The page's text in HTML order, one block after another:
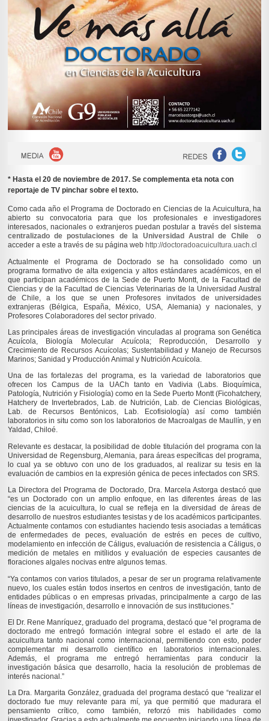
* Hasta el 20 de noviembre de 2017. Se complementa eta nota con
reportaje de TV pinchar sobre el texto.
Como cada año el Programa de Doctorado en Ciencias de la Acuicultura, ha
abierto su convocatoria para que los profesionales e investigadores
interesados, nacionales o extranjeros puedan postular a través delsistema
centralizado de postulaciones de la Universidad Austral de Chileo
acceder a este a través de su página web http://doctoradoacuicultura.uach.cl
Actualmente el Programa de Doctorado se ha consolidado como un
programa formativo de alta exigencia y altos estándares académicos, en el
que participan académicos de la Sede de Puerto Montt, de la Facultad de
Ciencias y de la Facultad de Ciencias Veterinarias de la Universidad Austral
de Chile, a los que se unen Profesores invitados de universidades
extranjeras (Bélgica, España, México, USA, Alemania) y nacionales, y
Profesores Colaboradores del sector privado.
Las principales áreas de investigación vinculadas al programa son Genética
Acuícola, Biología Molecular Acuícola; Reproducción, Desarrollo y
Crecimiento de Recursos Acuícolas; Sustentabilidad y Manejo de Recursos
Marinos; Sanidad y Producción Animal y Nutrición Acuícola.
Una de las fortalezas del programa, es la variedad de laboratorios que
ofrecen los Campus de la UACh tanto en Vadivia (Labs. Bioquímica,
Patología, Nutrición y Fisiología) como en la Sede Puerto Montt (Ficohatchery,
Hatchery de Invertebrados, Lab. de Nutrición, Lab. de Ciencias Biológicas,
Lab. de Recursos Bentónicos, Lab. Ecofisiología) así como también
laboratoriosin situ como son los laboratorios de Macroalgas de Maullín, y en
Yaldad, Chiloé.
Relevante es destacar, la posibilidad de doble titulación del programa con la
Universidad de Regensburg, Alemania, para áreas específicas del programa,
lo cual ya se obtuvo con uno de los graduados, al realizar su tesis en la
evaluación de cambios en la expresión génica de peces infectados con SRS.
La Directora del Programa de Doctorado, Dra. Marcela Astorga destacó que
“es un Doctorado con un amplio enfoque, en las diferentes áreas de las
ciencias de la acuicultura, lo cual se refleja en la diversidad de áreas de
desarrollo de nuestros estudiantes tesistas y de los académicos participantes.
Actualmente contamos con estudiantes haciendo tesis asociadas a temáticas
de enfermedades de peces, evaluación de estrés en peces de cultivo,
modelamiento en infección de Cáligus, evaluación de resistencia a Cáligus, o
medición de metales en mitílidos y evaluación de especies causantes de
floraciones algales nocivas entre algunos temas.
“Ya contamos con varios titulados, a pesar de ser un programa relativamente
nuevo, los cuales están todos insertos en centros de investigación, tanto de
entidades públicas o en empresas privadas, principalmente a cargo de las
líneas de investigación, desarrollo e innovación de sus instituciones.”
El Dr. Rene Manríquez, graduado del programa, destacó que “el programa de
doctorado me entregó formación integral sobre el estado el arte de la
acuicultura tanto nacional como internacional, permitiendo con esto, poder
complementar mi desarrollo científico en laboratorios internacionales.
Además, el programa me entregó herramientas para conducir la
investigación básica que desarrollo, hacia la resolución de problemas de
interés nacional.”
La Dra. Margarita González, graduada del programa destacó que “realizar el
doctorado fue muy relevante para mí, ya que permitió que madurara el
pensamiento crítico, como también, reforzó mis habilidades como